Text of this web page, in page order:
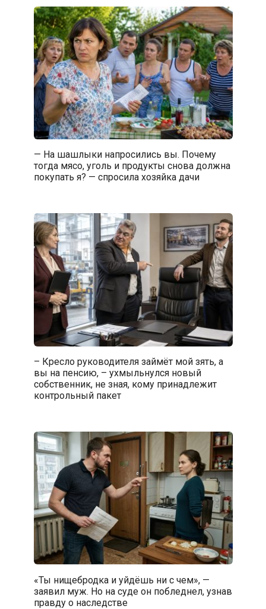
— На шашлыки напросились вы. Почему
тогда мясо, уголь и продукты снова должна
покупать я? — спросила хозяйка дачи
– Кресло руководителя займёт мой зять, а
вы на пенсию, – ухмыльнулся новый
собственник, не зная, кому принадлежит
контрольный пакет
«Ты нищебродка и уйдёшь ни с чем», —
заявил муж. Но на суде он побледнел, узнав
правду о наследстве